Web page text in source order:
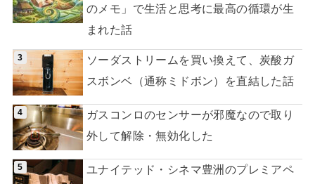
のメモ」で生活と思考に最高の循環が生
まれた話
ソーダストリームを買い換えて、炭酸ガ
スボンベ（通称ミドボン）を直結した話
ガスコンロのセンサーが邪魔なので取り
外して解除・無効化した
ユナイテッド・シネマ豊洲のプレミアペ